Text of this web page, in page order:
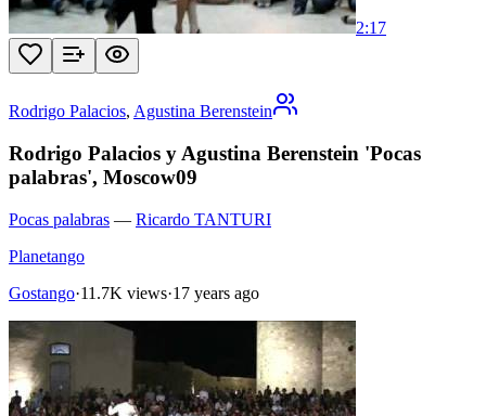
2:17
Rodrigo Palacios, Agustina Berenstein
Rodrigo Palacios y Agustina Berenstein 'Pocas
palabras', Moscow09
Pocas palabras — Ricardo TANTURI
Planetango
Gostango·11.7K views·17 years ago